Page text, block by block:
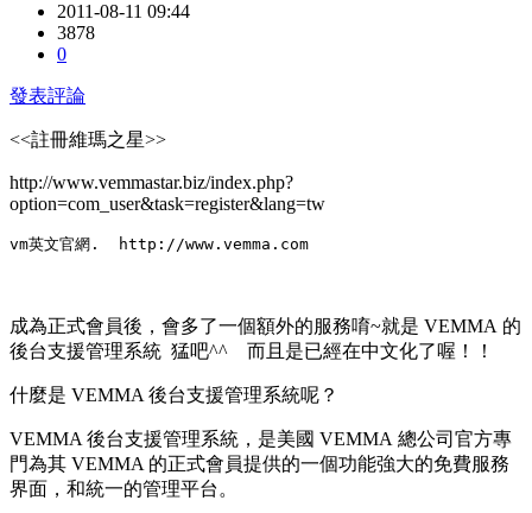
2011-08-11 09:44
3878
0
發表評論
<<註冊維瑪之星>>
http://www.vemmastar.biz/index.php?
option=com_user&task=register&lang=tw
vm英文官網.  http://www.vemma.com
成為正式會員後，會多了一個額外的服務唷~就是 VEMMA 的
後台支援管理系統 猛吧^^ 而且是已經在中文化了喔！！
什麼是 VEMMA 後台支援管理系統呢？
VEMMA 後台支援管理系統，是美國 VEMMA 總公司官方專
門為其 VEMMA 的正式會員提供的一個功能強大的免費服務
界面，和統一的管理平台。